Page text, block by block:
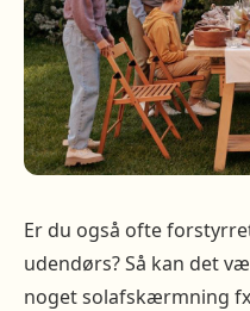
Er du også ofte
udendørs? Så kan det
noget solafskærmning fx